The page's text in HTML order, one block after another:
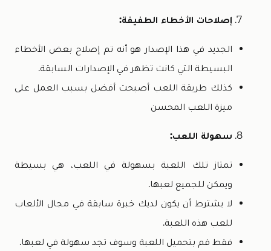
إصلاحات الأخطاء الطفيفة:
الجديد في هذا الإصدار هو أنه تم إصلاح بعض الأخطاء
البسيطة التي كانت تظهر في الإصدارات السابقة.
كذلك طريقة اللعب أصبحت أفضل بسبب العمل على
ميزة اللعب المحسن
سهولة اللعب:
تمتاز تلك اللعبة بسهولة في اللعب، هي بسيطة
ويمكن للجميع لعبها.
لا يشترط أن يكون لديك خبرة سابقة في مجال الألعاب
للعب هذه اللعبة.
فقط قم بتحميل اللعبة وسوف تجد سهولة في لعبها.